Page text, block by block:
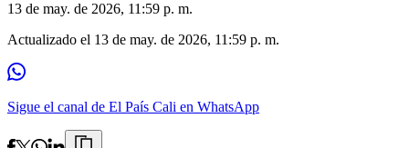
13 de may. de 2026, 11:59 p. m.
Actualizado el 13 de may. de 2026, 11:59 p. m.
Sigue el canal de El País Cali en WhatsApp